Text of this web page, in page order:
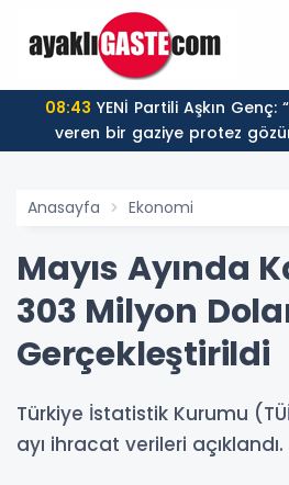
08:43
veren bir gaziye protez
düzenin adı sosyal
Anasayfa Ekonomi
Mayıs Ayında
303 Milyon
Gerçekleştirildi
Türkiye İstatistik Kurumu
ayı ihracat verileri açıklandı.